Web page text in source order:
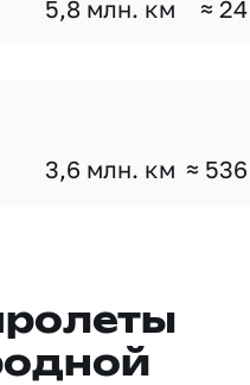
5,8 млн. км ≈
3,6 млн. км ≈